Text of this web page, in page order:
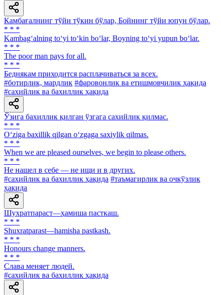
Камбағалнинг тўйи тўкин бўлар, Бойнинг тўйи юпун бўлар.
* * *
Kambag‘alning to‘yi to‘kin bo‘lar, Boyning to‘yi yupun bo‘lar.
* * *
The poor man pays for all.
* * *
Беднякам приходится расплачиваться за всех.
#ботирлик, мардлик #фаровонлик ва етишмовчилик ҳақида
#сахийлик ва бахиллик ҳақида
Ўзига бахиллик қилган ўзгага сахийлик қилмас.
* * *
O‘ziga baxillik qilgan o‘zgaga saxiylik qilmas.
* * *
When we are pleased ourselves, we begin to please others.
* * *
He нашел в себе — не ищи и в других.
#сахийлик ва бахиллик ҳақида #таъмагирлик ва очкўзлик
ҳақида
Шухратпараст—ҳамиша пасткаш.
* * *
Shuxratparast—hamisha pastkash.
* * *
Honours change manners.
* * *
Слава меняет людей.
#сахийлик ва бахиллик ҳақида